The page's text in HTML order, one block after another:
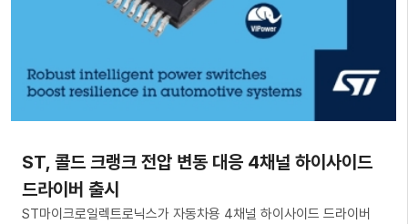
ST, 콜드 크랭크 전압 변동 대응 4채널 하이사이드
드라이버 출시
ST마이크로일렉트로닉스가 자동차용 4채널 하이사이드 드라이버